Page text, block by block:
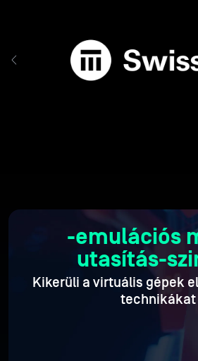
-emulációs
utasítás-
Kikerüli a virtuális gépek
technikákat